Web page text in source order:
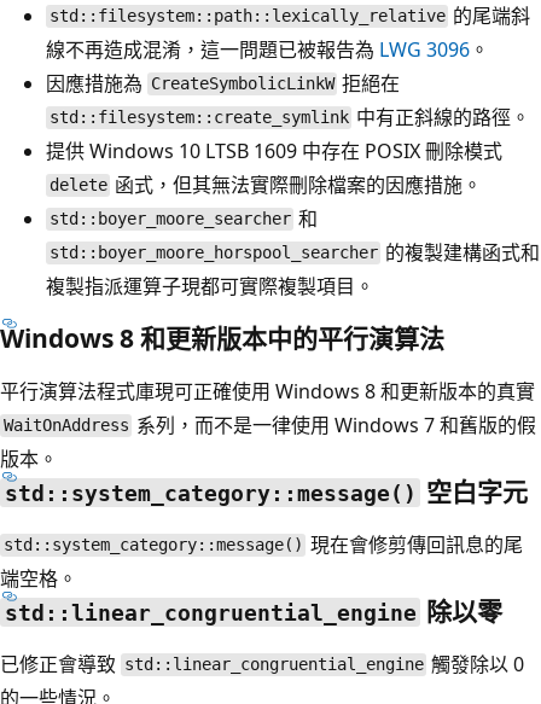
std::filesystem::path::lexically_relative 的尾端斜
線不再造成混淆，這一問題已被報告為 LWG 3096 。
因應措施為 CreateSymbolicLinkW 拒絕在
std::filesystem::create_symlink 中有正斜線的路徑。
提供 Windows 10 LTSB 1609 中存在 POSIX 刪除模式
delete 函式，但其無法實際刪除檔案的因應措施。
std::boyer_moore_searcher 和
std::boyer_moore_horspool_searcher 的複製建構函式和
複製指派運算子現都可實際複製項目。
Windows 8 和更新版本中的平行演算法
平行演算法程式庫現可正確使用 Windows 8 和更新版本的真實
WaitOnAddress 系列，而不是一律使用 Windows 7 和舊版的假
版本。
std::system_category::message() 空白字元
std::system_category::message() 現在會修剪傳回訊息的尾
端空格。
std::linear_congruential_engine 除以零
已修正會導致 std::linear_congruential_engine 觸發除以 0
的一些情況。